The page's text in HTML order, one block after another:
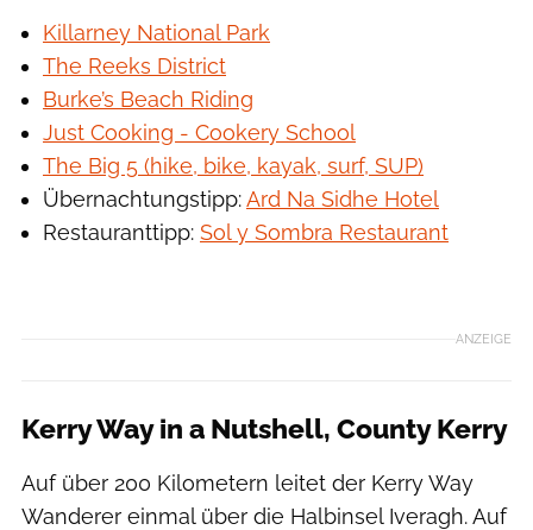
Killarney National Park
The Reeks District
Burke’s Beach Riding
Just Cooking - Cookery School
The Big 5 (hike, bike, kayak, surf, SUP)
Übernachtungstipp:Ard Na Sidhe Hotel
Restauranttipp: Sol y Sombra Restaurant
ANZEIGE
Kerry Way in a Nutshell, County Kerry
Auf über 200 Kilometern leitet der Kerry Way
Wanderer einmal über die Halbinsel Iveragh. Auf